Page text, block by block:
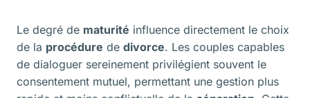
Le degré de maturité influence directement le choix
de la procédure de divorce. Les couples capables
de dialoguer sereinement privilégient souvent le
consentement mutuel, permettant une gestion plus